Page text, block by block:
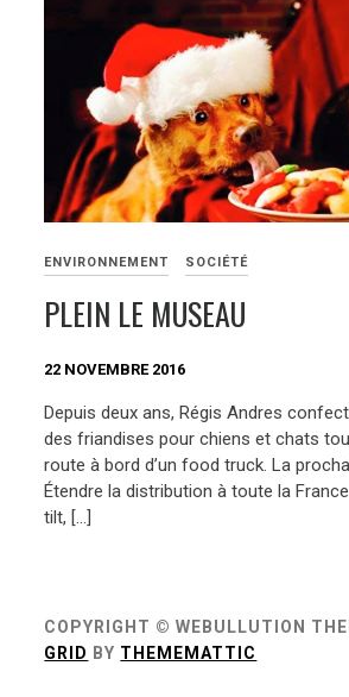
ENVIRONNEMENT SOCIÉTÉ
PLEIN LE MUSEAU
22 NOVEMBRE 2016
Depuis deux ans, Régis Andres
des friandises pour chiens et chats
route à bord d’un food truck. La
Étendre la distribution à toute la
tilt, […]
COPYRIGHT © WEBULLUTION
GRID BY THEMEMATTIC